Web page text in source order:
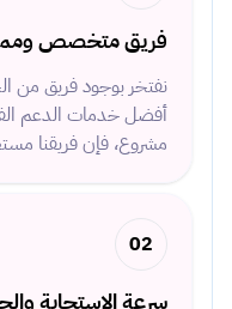
فريق متخصص
نفتخر بوجود فريق من
أفضل خدمات الدعم
مشروع، فإن فريقنا
02
سرعة الاستجابة